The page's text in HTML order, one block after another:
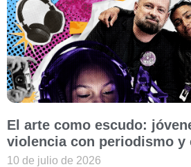
El arte como escudo:
violencia con periodismo y
10 de julio de 2026